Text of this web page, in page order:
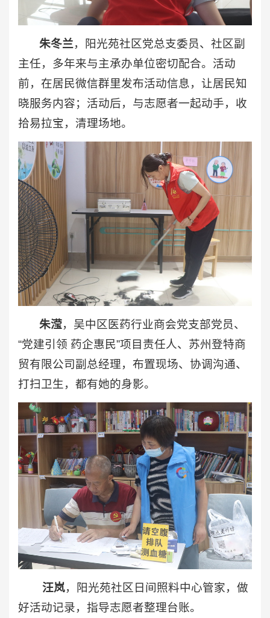
朱冬兰，阳光苑社区党总支委员、社区副
主任，多年来与主承办单位密切配合。活动
前，在居民微信群里发布活动信息，让居民知
晓服务内容；活动后，与志愿者一起动手，收
拾易拉宝，清理场地。
朱滢，吴中区医药行业商会党支部党员、
“党建引领 药企惠民”项目责任人、苏州登特商
贸有限公司副总经理，布置现场、协调沟通、
打扫卫生，都有她的身影。
汪岚，阳光苑社区日间照料中心管家，做
好活动记录，指导志愿者整理台账。